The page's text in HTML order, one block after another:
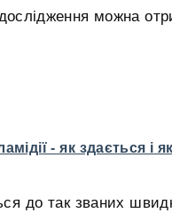
можна
- як здається і
до так званих